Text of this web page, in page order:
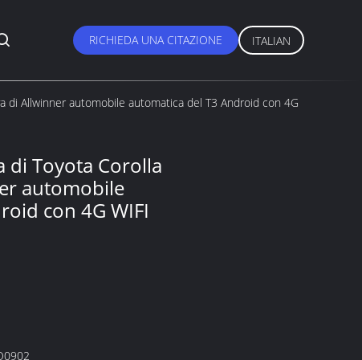
RICHIEDA UNA CITAZIONE ITALIAN
di Allwinner automobile automatica del T3 Android con 4G
di Toyota Corolla
automobile
con 4G WIFI